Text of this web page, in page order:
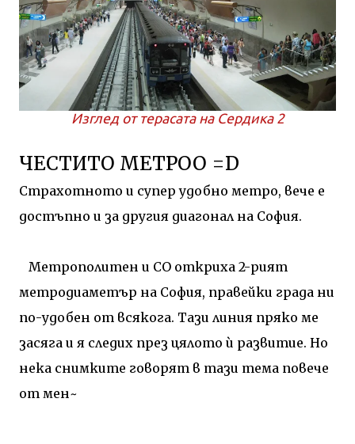
Изглед от терасата на Сердика 2
ЧЕСТИТО МЕТРОО =D
Страхотното и супер удобно метро, вече е
достъпно и за другия диагонал на София.
Метрополитен и СО откриха 2-рият
метродиаметър на София, правейки града ни
по-удобен от всякога. Тази линия пряко ме
засяга и я следих през цялото ѝ развитие. Но
нека снимките говорят в тази тема повече
от мен~